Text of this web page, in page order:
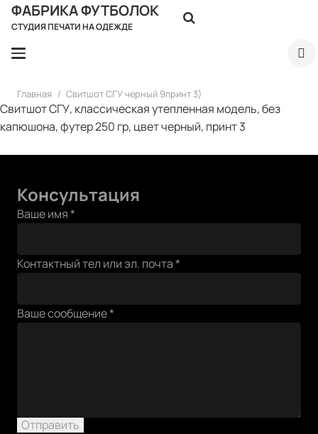
ФАБРИКА ФУТБОЛОК
СТУДИЯ ПЕЧАТИ НА ОДЕЖДЕ
Главная / Свитшот СГУ черный 9принт 3)
Свитшот СГУ, классическая утепленная модель, без
капюшона, футер 250 гр, цвет черный, принт 3
Консультация
Ваше имя*
Контактный тел или эл. почта*
Контактный
Ваше сообщение*
Отправить